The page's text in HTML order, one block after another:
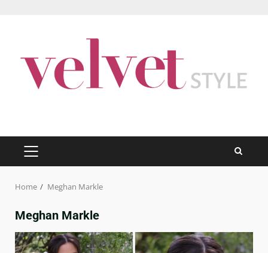
PRIMARY
MENU
Home Meghan Markle
Meghan Markle